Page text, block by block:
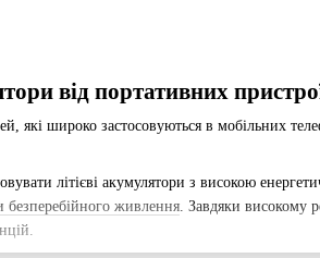
від портативних
які широко застосовуються в мобільних
літієві акумулятори з високою
безперебійного живлення. Завдяки високому